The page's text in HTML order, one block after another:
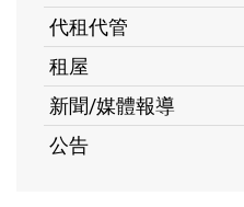
代租代管
租屋
新聞/媒體報導
公告